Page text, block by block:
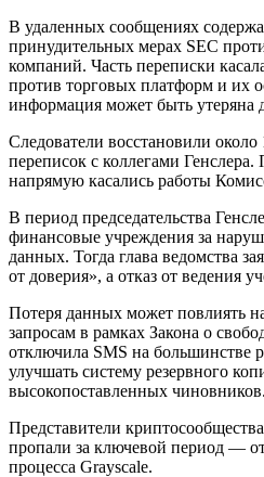
В удаленных сообщениях
принудительных мерах SEC
компаний. Часть переписки
против торговых платформ и их
информация может быть утеряна
Следователи восстановили
переписок с коллегами
напрямую касались работы
В период председательства
финансовые учреждения за
данных. Тогда глава ведомства
от доверия», а отказ от ведения
Потеря данных может повлиять
запросам в рамках Закона о
отключила SMS на большинстве
улучшать систему резервного
высокопоставленных чиновников.
Представители
пропали за ключевой период —
процесса Grayscale.